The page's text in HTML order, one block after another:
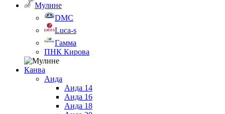
Мулине
DMC
Luca-s
Гамма
ПНК Кирова
Канва
Аида
Аида 14
Аида 16
Аида 18